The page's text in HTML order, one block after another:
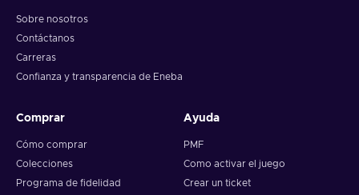
Sobre nosotros
Contáctanos
Carreras
Confianza y transparencia de Eneba
Comprar
Cómo comprar
Colecciones
Programa de fidelidad
Ayuda
PMF
Como activar el juego
Crear un ticket